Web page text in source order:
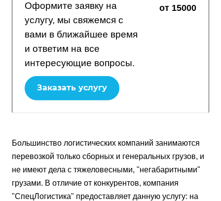
Оформите заявку на
услугу, мы свяжемся с
вами в ближайшее время
и ответим на все
интересующие вопросы.
от 15000
Заказать услугу
Большинство логистических компаний занимаются
перевозкой только сборных и генеральных грузов, и
не имеют дела с тяжеловесными, "негабаритными"
грузами. В отличие от конкурентов, компания
"СпецЛогистика" предоставляет данную услугу: на